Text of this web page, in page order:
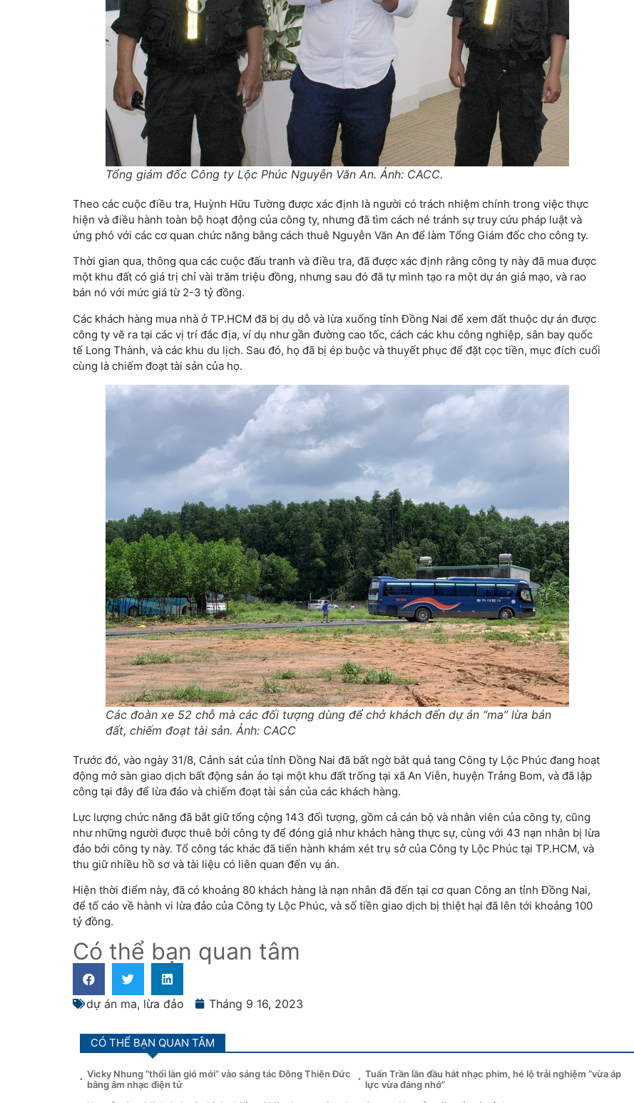
Tổng giám đốc Công ty Lộc Phúc Nguyễn Văn An. Ảnh: CACC.
Theo các cuộc điều tra, Huỳnh Hữu Tường được xác định là người có trách nhiệm chính trong việc thực
hiện và điều hành toàn bộ hoạt động của công ty, nhưng đã tìm cách né tránh sự truy cứu pháp luật và
ứng phó với các cơ quan chức năng bằng cách thuê Nguyễn Văn An để làm Tổng Giám đốc cho công ty.
Thời gian qua, thông qua các cuộc đấu tranh và điều tra, đã được xác định rằng công ty này đã mua được
một khu đất có giá trị chỉ vài trăm triệu đồng, nhưng sau đó đã tự mình tạo ra một dự án giả mạo, và rao
bán nó với mức giá từ 2-3 tỷ đồng.
Các khách hàng mua nhà ở TP.HCM đã bị dụ dỗ và lừa xuống tỉnh Đồng Nai để xem đất thuộc dự án được
công ty vẽ ra tại các vị trí đắc địa, ví dụ như gần đường cao tốc, cách các khu công nghiệp, sân bay quốc
tế Long Thành, và các khu du lịch. Sau đó, họ đã bị ép buộc và thuyết phục để đặt cọc tiền, mục đích cuối
cùng là chiếm đoạt tài sản của họ.
Các đoàn xe 52 chỗ mà các đối tượng dùng để chở khách đến dự án “ma” lừa bán
đất, chiếm đoạt tài sản. Ảnh: CACC
Trước đó, vào ngày 31/8, Cảnh sát của tỉnh Đồng Nai đã bất ngờ bắt quả tang Công ty Lộc Phúc đang hoạt
động mở sàn giao dịch bất động sản ảo tại một khu đất trống tại xã An Viễn, huyện Trảng Bom, và đã lập
công tại đây để lừa đảo và chiếm đoạt tài sản của các khách hàng.
Lực lượng chức năng đã bắt giữ tổng cộng 143 đối tượng, gồm cả cán bộ và nhân viên của công ty, cũng
như những người được thuê bởi công ty để đóng giả như khách hàng thực sự, cùng với 43 nạn nhân bị lừa
đảo bởi công ty này. Tổ công tác khác đã tiến hành khám xét trụ sở của Công ty Lộc Phúc tại TP.HCM, và
thu giữ nhiều hồ sơ và tài liệu có liên quan đến vụ án.
Hiện thời điểm này, đã có khoảng 80 khách hàng là nạn nhân đã đến tại cơ quan Công an tỉnh Đồng Nai,
để tố cáo về hành vi lừa đảo của Công ty Lộc Phúc, và số tiền giao dịch bị thiệt hại đã lên tới khoảng 100
tỷ đồng.
Có thể bạn quan tâm
dự án ma, lừa đảo Tháng 9 16, 2023
CÓ THỂ BẠN QUAN TÂM
Vicky Nhung “thổi làn gió mới” vào sáng tác Đông Thiên Đức
bằng âm nhạc điện tử
Tuấn Trần lần đầu hát nhạc phim, hé lộ trải nghiệm “vừa áp
lực vừa đáng nhớ”